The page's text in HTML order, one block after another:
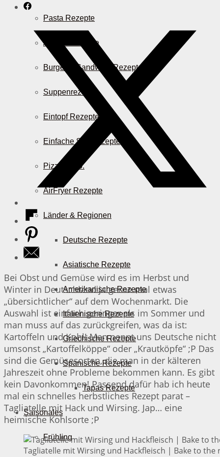
Pasta Rezepte
Auflauf Rezepte
Burger & Sandwich Rezepte
Suppenrezepte
Eintopf Rezepte
Einfache Salatrezepte
Pizza & Co.
AirFryer Rezepte
Länder & Regionen
Deutsche Rezepte
Asiatische Rezepte
Amerikanische Rezepte
Italienische Rezepte
Griechische Rezepte
Spanische Rezepte
Tapas Rezepte
Saisonales
Frühling
Bei Obst und Gemüse wird es im Herbst und
Winter in Deutschland ja gerne mal etwas
„übersichtlicher“ auf dem Wochenmarkt. Die
Auswahl ist einfach geringer als im Sommer und
man muss auf das zurückgreifen, was da ist:
Kartoffeln und Kohl! Man nennt uns Deutsche nicht
umsonst „Kartoffelköppe“ oder „Krautköpfe“ ;P Das
sind die Gemüsesorten, die man in der kälteren
Jahreszeit ohne Probleme bekommen kann. Es gibt
kein Davonkommen! Passend dafür hab ich heute
mal ein schnelles herbstliches Rezept parat –
Tagliatelle mit Hack und Wirsing. Jap… eine
heimische Kohlsorte ;P
Tagliatelle mit Wirsing und Hackfleisch | Bake to the